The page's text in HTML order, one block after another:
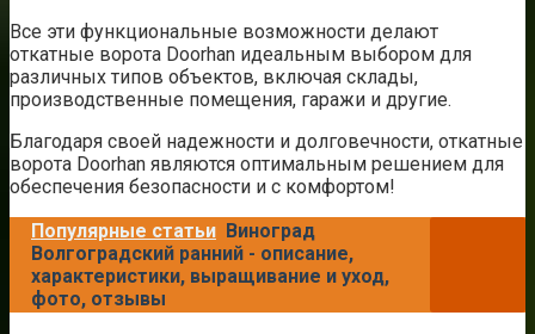
Все эти функциональные возможности делают
откатные ворота Doorhan идеальным выбором для
различных типов объектов, включая склады,
производственные помещения, гаражи и другие.
Благодаря своей надежности и долговечности, откатные
ворота Doorhan являются оптимальным решением для
обеспечения безопасности и с комфортом!
Популярные статьи Виноград
Волгоградский ранний - описание,
характеристики, выращивание и уход,
фото, отзывы